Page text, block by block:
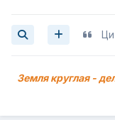
Земля круглая -